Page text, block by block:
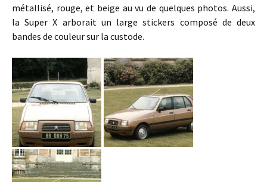
métallisé, rouge, et beige au vu de quelques photos. Aussi,
la Super X arborait un large stickers composé de deux
bandes de couleur sur la custode.